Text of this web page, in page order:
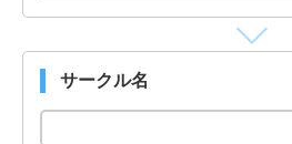
サークル名